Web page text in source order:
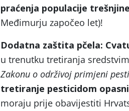
praćenja populacije
Međimurju započeo let)!
Dodatna zaštita pčela:
u trenutku tretiranja
Zakonu o održivoj primjeni
tretiranje pesticidom
moraju prije obavijestiti